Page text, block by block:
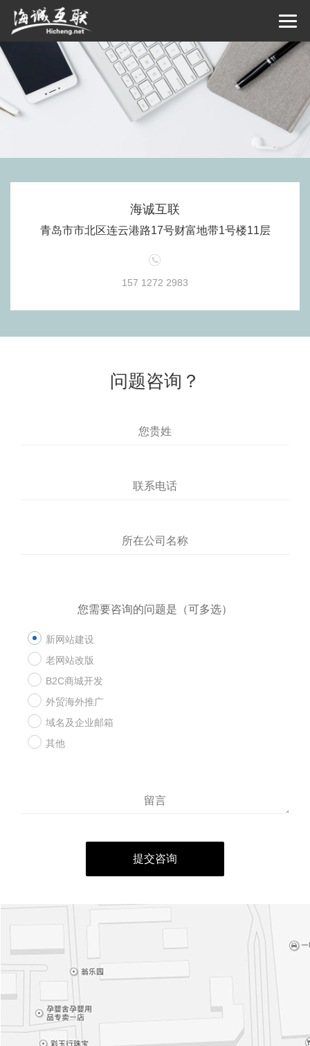
海诚互联
青岛市市北区连云港路17号财富地带1号楼11层
157 1272 2983
问题咨询？
您需要咨询的问题是（可多选）
新网站建设
老网站改版
B2C商城开发
外贸海外推广
域名及企业邮箱
其他
提交咨询